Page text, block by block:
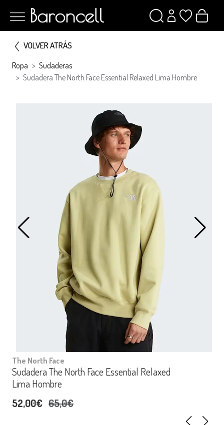
VOLVER ATRÁS
Ropa
Sudaderas
Sudadera The North Face Essential Relaxed Lima Hombre
The North Face
Sudadera The North Face Essential Relaxed
Lima Hombre
52,00€ 65,0€